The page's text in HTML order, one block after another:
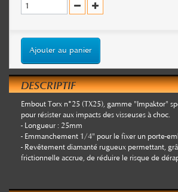
Ajouter au panier
DESCRIPTIF
Embout Torx n°25 (TX25), gamme "Impaktor"
pour résister aux impacts des visseuses à choc.
- Longueur : 25mm
- Emmanchement 1/4" pour le fixer un porte-
- Revêtement diamanté rugueux permettant,
frictionnelle accrue, de réduire le risque de